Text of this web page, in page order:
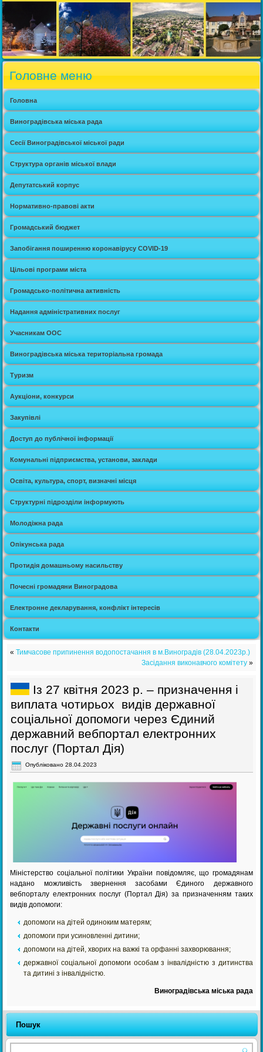
Головне меню
Головна
Виноградівська міська рада
Сесії Виноградівської міської ради
Структура органів міської влади
Депутатський корпус
Нормативно-правові акти
Громадський бюджет
Запобігання поширенню коронавірусу COVID-19
Цільові програми міста
Громадсько-політична активність
Надання адміністративних послуг
Учасникам ООС
Виноградівська міська територіальна громада
Туризм
Аукціони, конкурси
Закупівлі
Доступ до публічної інформації
Комунальні підприємства, установи, заклади
Освіта, культура, спорт, визначні місця
Структурні підрозділи інформують
Молодіжна рада
Опікунська рада
Протидія домашньому насильству
Почесні громадяни Виноградова
Електронне декларування, конфлікт інтересів
Контакти
«Тимчасове припинення водопостачання в м.Виноградів (28.04.2023р.)
Засідання виконавчого комітету»
Із 27 квітня 2023 р. – призначення і
виплата чотирьох видів державної
соціальної допомоги через Єдиний
державний вебпортал електронних
послуг (Портал Дія)
Опубліковано 28.04.2023
Міністерство соціальної політики України повідомляє, що громадянам
надано можливість звернення засобами Єдиного державного
вебпорталу електронних послуг (Портал Дія) за призначенням таких
видів допомоги:
допомоги на дітей одиноким матерям;
допомоги при усиновленні дитини;
допомоги на дітей, хворих на важкі та орфанні захворювання;
державної соціальної допомоги особам з інвалідністю з дитинства
та дитині з інвалідністю.
Виноградівська міська рада
Пошук